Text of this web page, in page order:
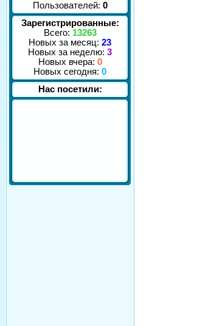
Пользователей: 0
Зарегистрированные:
Всего: 13263
Новых за месяц: 23
Новых за неделю: 3
Новых вчера: 0
Новых сегодня: 0
Нас посетили: